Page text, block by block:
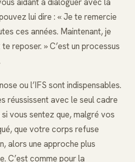
lui dire : « Je te remercie
ces années. Maintenant, je
reposer. » C’est un processus
ou l’IFS sont indispensables.
réussissent avec le seul cadre
vous sentez que, malgré vos
que votre corps refuse
alors une approche plus
C’est comme pour la